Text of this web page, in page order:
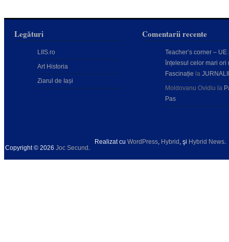
Legături
LIIS.ro
Art Historia
Ziarul de Iași
Comentarii recente
Teacher’s corner – UE
înțelesul celor mari ori
Fascinație la
Moldovanu Ovidiu la
Pas
Copyright © 2026 Joc Secund .
Realizat cu WordPress, Hybrid , şi Hybrid News.